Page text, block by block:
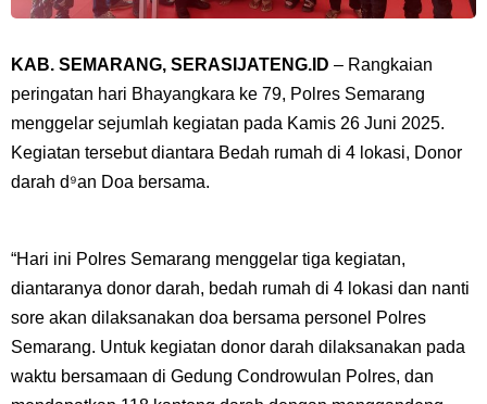
KAB. SEMARANG, SERASIJATENG.ID – Rangkaian
peringatan hari Bhayangkara ke 79, Polres Semarang
menggelar sejumlah kegiatan pada Kamis 26 Juni 2025.
Kegiatan tersebut diantara Bedah rumah di 4 lokasi, Donor
darah d⁹an Doa bersama.
“Hari ini Polres Semarang menggelar tiga kegiatan,
diantaranya donor darah, bedah rumah di 4 lokasi dan nanti
sore akan dilaksanakan doa bersama personel Polres
Semarang. Untuk kegiatan donor darah dilaksanakan pada
waktu bersamaan di Gedung Condrowulan Polres, dan